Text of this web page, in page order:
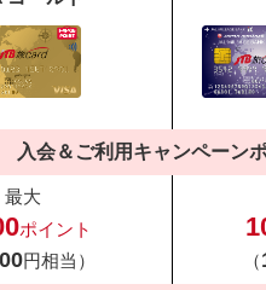
入会＆ご利用キャンペーン
最大
ポイント
円相当）
（